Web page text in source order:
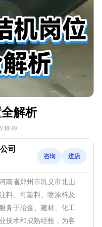
解析
司
咨询 进店
南省郑州市巩义市北山
料、可塑料、喷涂料及
务于冶金、建材、化工
技术和成熟经验，为客